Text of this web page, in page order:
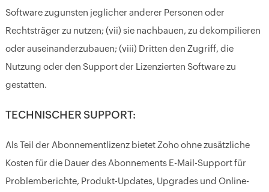
Software zugunsten jeglicher anderer Personen oder
Rechtsträger zu nutzen; (vii) sie nachbauen, zu dekompilieren
oder auseinanderzubauen; (viii) Dritten den Zugriff, die
Nutzung oder den Support der Lizenzierten Software zu
gestatten.
TECHNISCHER SUPPORT:
Als Teil der Abonnementlizenz bietet Zoho ohne zusätzliche
Kosten für die Dauer des Abonnements E-Mail-Support für
Problemberichte, Produkt-Updates, Upgrades und Online-